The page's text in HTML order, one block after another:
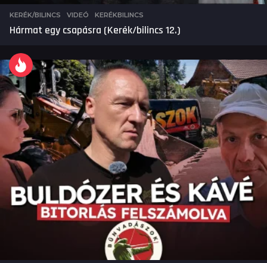
KERÉK/BILINCS ,VIDEÓ KERÉKBILINCS
Hármat egy csapásra (Kerék/bilincs 12.)